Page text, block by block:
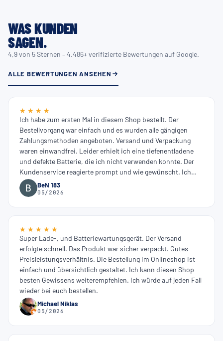
WAS KUNDEN
SAGEN.
4,9 von 5 Sternen – 4.486+ verifizierte Bewertungen auf Google.
ALLE BEWERTUNGEN ANSEHEN
★ ★ ★ ★
Ich habe zum ersten Mal in diesem Shop bestellt. Der
Bestellvorgang war einfach und es wurden alle gängigen
Zahlungsmethoden angeboten. Versand und Verpackung
waren einwandfrei. Leider erhielt ich eine tiefenentladene
und defekte Batterie, die ich nicht verwenden konnte. Der
Kundenservice reagierte prompt und wie gewünscht. Ich
konnte die defekte Batterie fachgerecht entsorgen und
erhielt umgehend eine neue, vorgeladene Batterie. Diese
BeN 183
05/2026
★ ★ ★ ★ ★
Super Lade-, und Batteriewartungsgerät. Der Versand
erfolgte schnell. Das Produkt war sicher verpackt. Gutes
Preisleistungsverhältnis. Die Bestellung im Onlineshop ist
einfach und übersichtlich gestaltet. Ich kann diesen Shop
besten Gewissens weiterempfehlen. Ich würde auf jeden Fall
wieder bei euch bestellen.
Michael Niklas
05/2026